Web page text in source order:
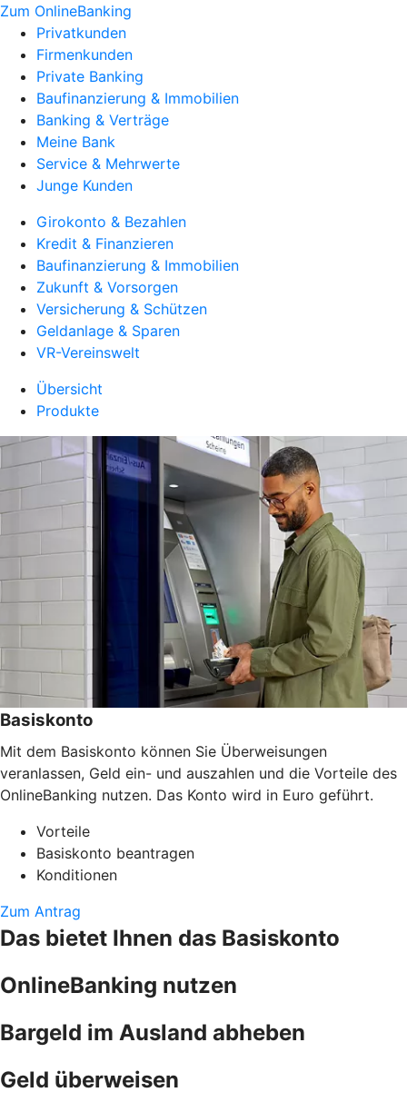
Zum OnlineBanking
Privatkunden
Firmenkunden
Private Banking
Baufinanzierung & Immobilien
Banking & Verträge
Meine Bank
Service & Mehrwerte
Junge Kunden
Girokonto & Bezahlen
Kredit & Finanzieren
Baufinanzierung & Immobilien
Zukunft & Vorsorgen
Versicherung & Schützen
Geldanlage & Sparen
VR-Vereinswelt
Übersicht
Produkte
Basiskonto
Mit dem Basiskonto können Sie Überweisungen
veranlassen, Geld ein- und auszahlen und die Vorteile des
OnlineBanking nutzen. Das Konto wird in Euro geführt.
Vorteile
Basiskonto beantragen
Konditionen
Zum Antrag
Das bietet Ihnen das Basiskonto
OnlineBanking nutzen
Bargeld im Ausland abheben
Geld überweisen